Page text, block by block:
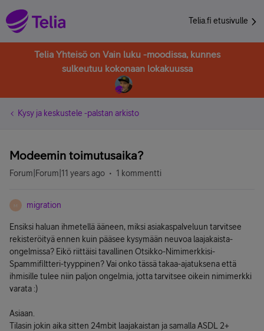
Telia.fi etusivulle
Telia Yhteisö on Vain luku -moodissa, kunnes
sulkeutuu kokonaan lokakuussa
Kysy ja keskustele -palstan arkisto
Modeemin toimutusaika?
Forum|Forum|11 years ago 1 kommentti
M migration
Ensiksi haluan ihmetellä ääneen, miksi asiakaspalveluun tarvitsee
rekisteröityä ennen kuin pääsee kysymään neuvoa laajakaista-
ongelmissa? Eikö riittäisi tavallinen Otsikko-Nimimerkkisi-
Spammifiltteri-tyyppinen? Vai onko tässä takaa-ajatuksena että
ihmisille tulee niin paljon ongelmia, jotta tarvitsee oikein nimimerkki
varata :)
Asiaan.
Tilasin jokin aika sitten 24mbit laajakaistan ja samalla ASDL 2+